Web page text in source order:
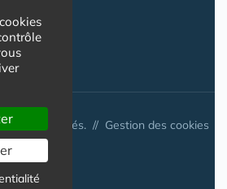
:
droits réservés. // Gestion des cookies